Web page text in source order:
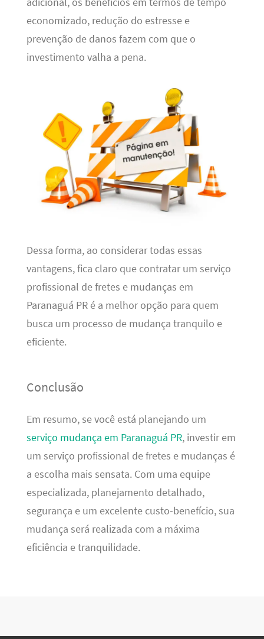
economizado, redução do estresse e
prevenção de danos fazem com que o
investimento valha a pena.
Dessa forma, ao considerar todas essas
vantagens, fica claro que contratar um serviço
profissional de fretes e mudanças em
Paranaguá PR é a melhor opção para quem
busca um processo de mudança tranquilo e
eficiente.
Conclusão
Em resumo, se você está planejando um
serviço mudança em Paranaguá PR, investir em
um serviço profissional de fretes e mudanças é
a escolha mais sensata. Com uma equipe
especializada, planejamento detalhado,
segurança e um excelente custo-benefício, sua
mudança será realizada com a máxima
eficiência e tranquilidade.